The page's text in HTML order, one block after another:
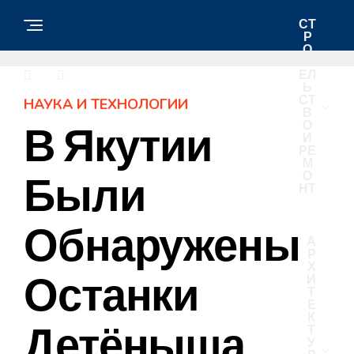
СТ
Р
О
НАУКА И ТЕХНОЛОГИИ
В Якутии
Были
Обнаружены
Останки